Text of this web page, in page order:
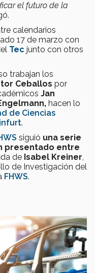
el futuro de la
calendarios
17 de marzo con
Tec junto con otros
trabajan los
Ceballos por
Jan
hacen lo
de Ciencias
.
siguió una serie
presentado entre
de Isabel Kreiner,
de Investigación del
FHWS.